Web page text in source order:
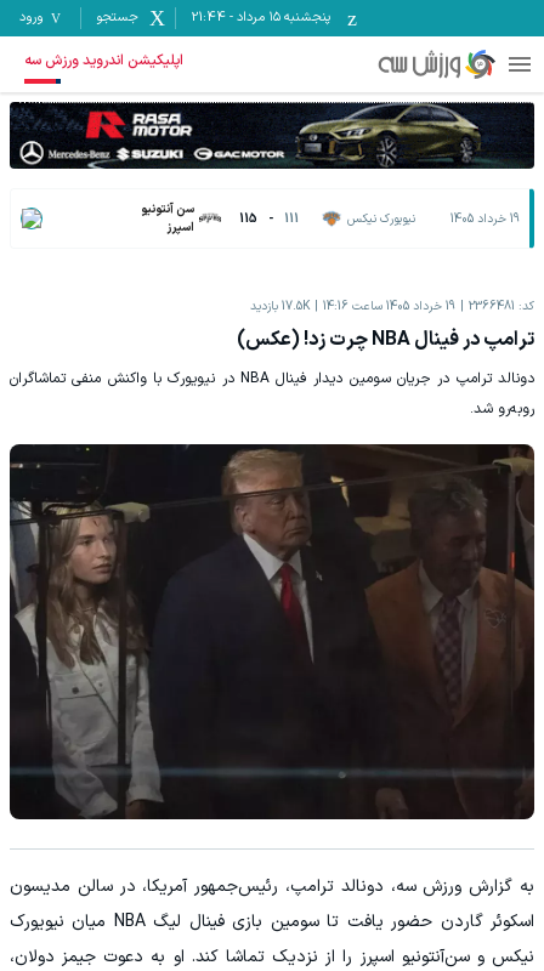
پنجشنبه ۱۵ مرداد -
21:44 جستجو ورود
اپلیکیشن اندروید ورزش سه
19 خرداد 1405 نیویورک نیکس 111
-
115
سن آنتونیو
اسپرز
کد: 2366481 19 خرداد 1405 ساعت 14:16 17.5K بازدید
ترامپ در فینال NBA چرت زد! (عکس)
دونالد ترامپ در جریان سومین دیدار فینال NBA در نیویورک با واکنش منفی تماشاگران
روبه‌رو شد.
به گزارش ورزش سه، دونالد ترامپ، رئیس‌جمهور آمریکا، در سالن مدیسون
اسکوئر گاردن حضور یافت تا سومین بازی فینال لیگ NBA میان نیویورک
نیکس و سن‌آنتونیو اسپرز را از نزدیک تماشا کند. او به دعوت جیمز دولان،